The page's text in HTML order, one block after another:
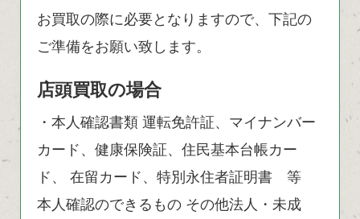
お買取の際に必要となりますので、下記の
ご準備をお願い致します。
店頭買取の場合
・本人確認書類 運転免許証、マイナンバー
カード、健康保険証、住民基本台帳カー
ド、 在留カード、特別永住者証明書 等
本人確認のできるもの その他法人・未成